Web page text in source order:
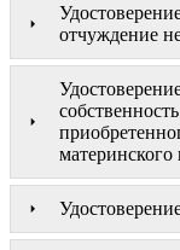
отчуждение
материнского